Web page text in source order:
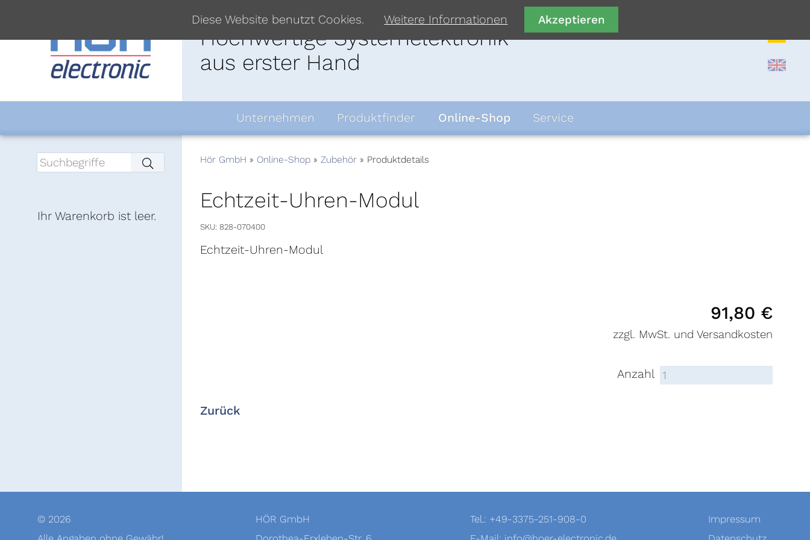
Hochwertige Systemelektronik
aus erster Hand
Unternehmen Produktfinder Online-Shop Service
Hör GmbH Online-Shop Zubehör Produktdetails
Echtzeit-Uhren-Modul
SKU 828-070400
Echtzeit-Uhren-Modul
91,80 €
zzgl. MwSt. und Versandkosten
Anzahl
Zurück
Ihr Warenkorb ist leer.
© 2026
HÖR GmbH
Tel.: +49-3375-251-908-0
Impressum
Diese Website benutzt Cookies. Weitere Informationen Akzeptieren